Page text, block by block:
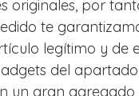
originales, por
te
legítimo y de
del
un gran